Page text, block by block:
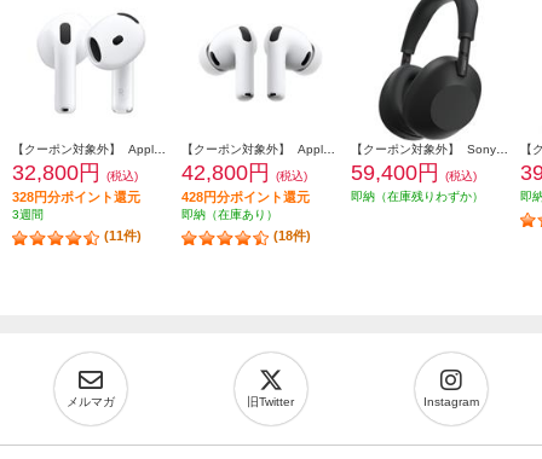
32,800円 (税込)
328円分ポイント還元
3週間
(11件)
42,800円 (税込)
428円分ポイント還元
即納（在庫あり）
(18件)
59,400円
(税込)
即納（在庫残りわずか）
即
メルマガ 旧Twitter Instagram